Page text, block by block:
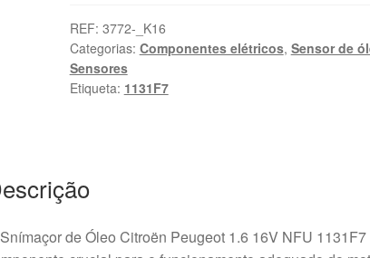
REF: 3772-_K16
Categorias: Componentes elétricos, Sensor de
Sensores
Etiqueta: 1131F7
de Óleo Citroën Peugeot 1.6 16V NFU 1131F7